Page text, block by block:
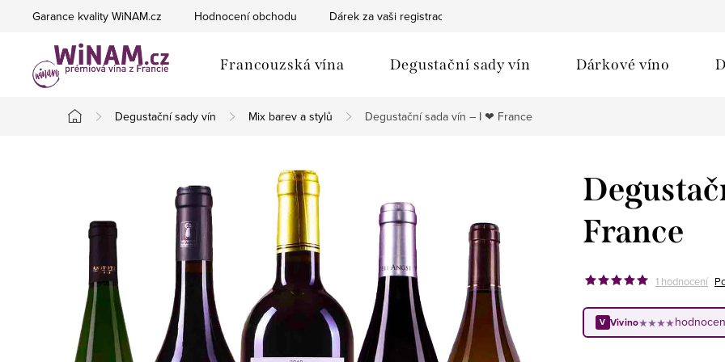
Garance kvality WiNAM.cz Hodnocení obchodu Dárek za vaši registraci
Francouzská vína Degustační sady vín Dárkové víno
Domů
Degustační sady vín Mix barev a stylů Degustační sada vín – I ❤︎ France
France
1 hodnocení
V Vivino★★★★